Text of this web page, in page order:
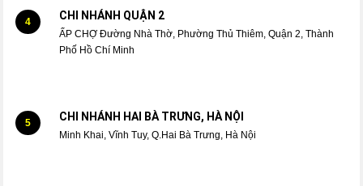
4 CHI NHÁNH QUẬN 2
ẤP CHỢ Đường Nhà Thờ, Phường Thủ Thiêm, Quận 2, Thành
Phố Hồ Chí Minh
5 CHI NHÁNH HAI BÀ TRƯNG, HÀ NỘI
Minh Khai, Vĩnh Tuy, Q.Hai Bà Trưng, Hà Nội